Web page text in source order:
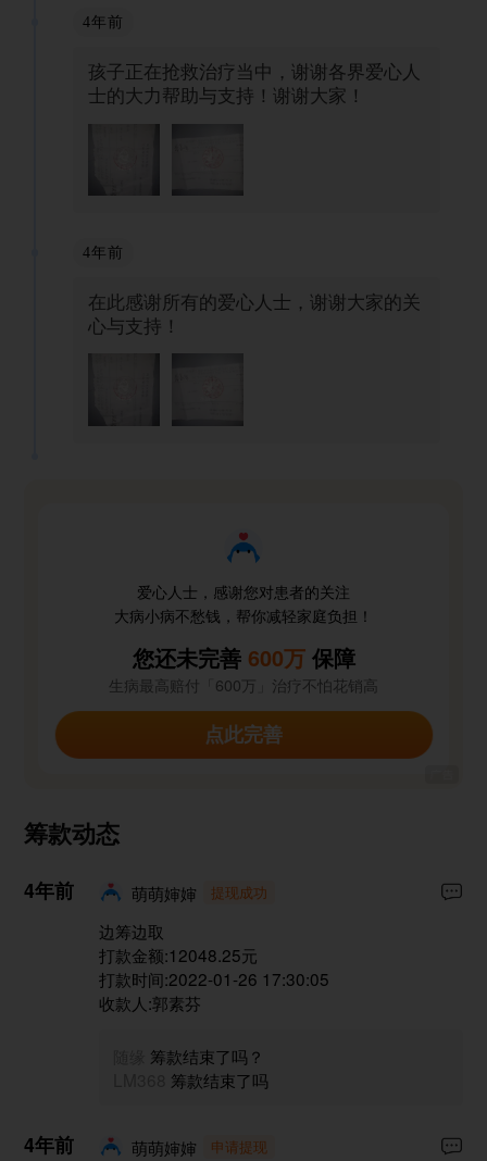
4年前
孩子正在抢救治疗当中，谢谢各界爱心人
士的大力帮助与支持！谢谢大家！
4年前
在此感谢所有的爱心人士，谢谢大家的关
心与支持！
爱心人士，感谢您对患者的关注
大病小病不愁钱，帮你减轻家庭负担！
您还未完善 600万保障
生病最高赔付「600万」治疗不怕花销高
点此完善
筹款动态
4年前 萌萌婶婶 提现成功
边筹边取
打款金额:12048.25元
打款时间:2022-01-26 17:30:05
收款人:郭素芬
筹款结束了吗？
筹款结束了吗
4年前 萌萌婶婶 申请提现